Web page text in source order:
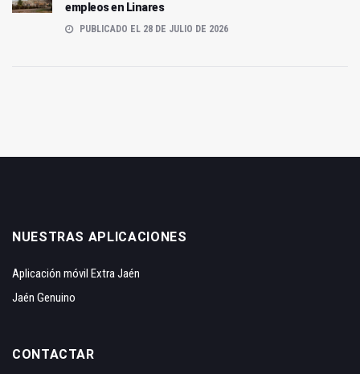
empleos en Linares
PUBLICADO EL 28 DE JULIO DE 2026
NUESTRAS APLICACIONES
Aplicación móvil Extra Jaén
Jaén Genuino
CONTACTAR